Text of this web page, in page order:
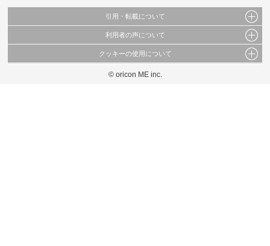
引用・転載について
当サイトで公開されている情報（文字、写真、イラスト、画像データ等）及びこれらの配
これらの情報を権利者の許可なく無断転載・複製などの二次利用を行うことは固く禁じて
利用者の声について
当サイトに掲載している内容はすべてサービスの利用者が提出された見解・感想です。
弊社の見解・ 意見ではないことをご理解いただいた上でご覧ください。
クッキーの使用について
このサイトでは Cookie を使用して、ユーザーに合わせたコンテンツや広告の表示、ソー
© oricon ME inc.